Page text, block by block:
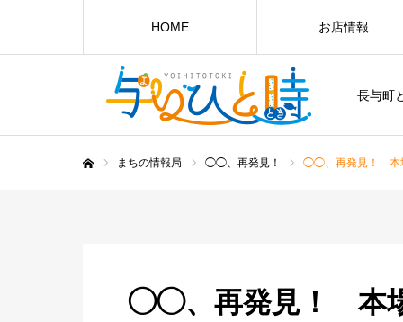
長与町
HOME お店情報
まちの情報局 ◯◯、再発見！ ◯◯、再発見！ 本
◯◯、再発見！ 本